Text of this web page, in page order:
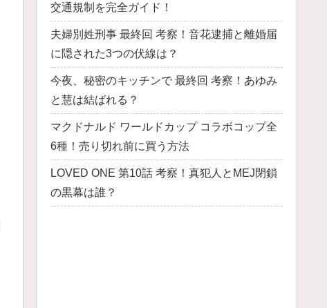
交通規制を完全ガイド！
夫婦別姓刑事 最終回 考察！音花逮捕と離婚届
に隠された3つの伏線は？
今夜、秘密のキッチンで 最終回 考察！あゆみ
と慧は結ばれる？
マクドナルド ワールドカップ コラボコップ全
6種！売り切れ前に買う方法
LOVED ONE 第10話 考察！真犯人とMEJ閉鎖
の黒幕は誰？